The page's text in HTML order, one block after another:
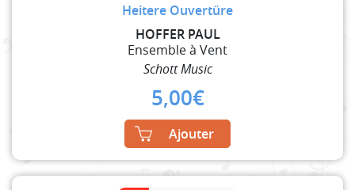
Heitere Ouvertüre
HOFFER PAUL
Ensemble à Vent
Schott Music
5,00€
Ajouter